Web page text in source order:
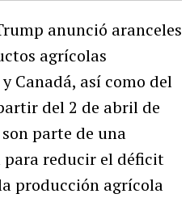
anunció aranceles
agrícolas
Canadá, así como del
del 2 de abril de
parte de una
reducir el déficit
producción agrícola